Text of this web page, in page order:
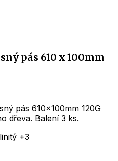
pás 610 x 100mm
pás 610x100mm 120G
dřeva. Balení 3 ks.
+3